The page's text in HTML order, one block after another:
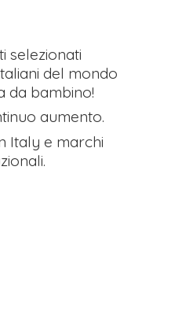
selezionati
del mondo
da bambino!
aumento.
Italy e marchi